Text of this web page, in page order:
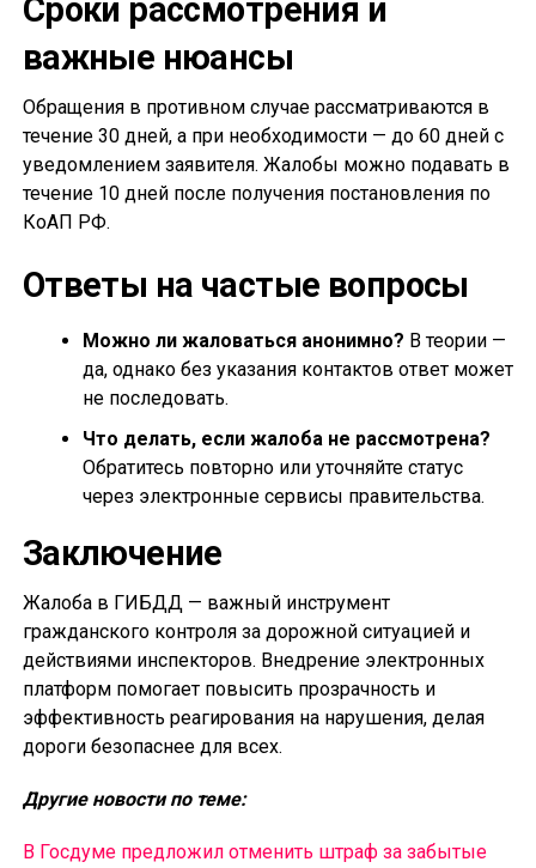
Сроки рассмотрения и
важные нюансы
Обращения в противном случае рассматриваются в
течение 30 дней, а при необходимости — до 60 дней с
уведомлением заявителя. Жалобы можно подавать в
течение 10 дней после получения постановления по
КоАП РФ.
Ответы на частые вопросы
Можно ли жаловаться анонимно? В теории —
да, однако без указания контактов ответ может
не последовать.
Что делать, если жалоба не рассмотрена?
Обратитесь повторно или уточняйте статус
через электронные сервисы правительства.
Заключение
Жалоба в ГИБДД — важный инструмент
гражданского контроля за дорожной ситуацией и
действиями инспекторов. Внедрение электронных
платформ помогает повысить прозрачность и
эффективность реагирования на нарушения, делая
дороги безопаснее для всех.
Другие новости по теме:
В Госдуме предложил отменить штраф за забытые